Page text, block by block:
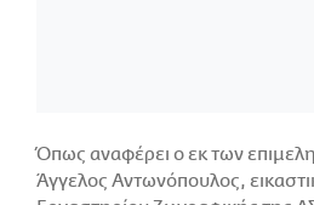
Όπως αναφέρει ο εκ των
Άγγελος Αντωνόπουλος,